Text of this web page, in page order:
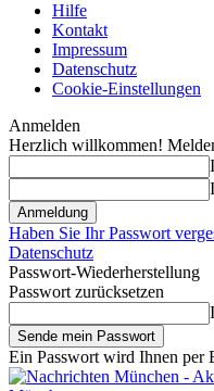
Hilfe
Kontakt
Impressum
Datenschutz
Cookie-Einstellungen
Anmelden
Herzlich willkommen!
Haben Sie Ihr Passwort
Datenschutz
Passwort-Wiederherstellung
Passwort zurücksetzen
Ein Passwort wird Ihnen per